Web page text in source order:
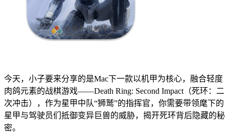
今天，小子要来分享的是Mac下一款以机甲为核心，融合轻度
肉鸽元素的战棋游戏——Death Ring: Second Impact（死环：二
次冲击），作为星甲中队“狮鹫”的指挥官，你需要带领麾下的
星甲与驾驶员们抵御变异巨兽的威胁，揭开死环背后隐藏的秘
密。